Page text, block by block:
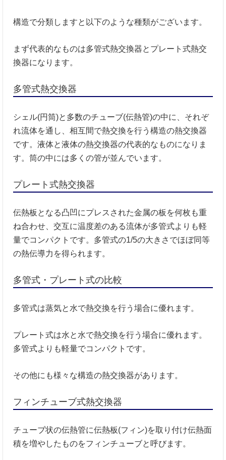
構造で分類しますと以下のような種類がございます。
まず代表的なものは多管式熱交換器とプレート式熱交
換器になります。
多管式熱交換器
シェル(円筒)と多数のチューブ(伝熱管)の中に、それぞ
れ流体を通し、相互間で熱交換を行う構造の熱交換器
です。液体と液体の熱交換器の代表的なものになりま
す。筒の中には多くの管が並んでいます。
プレート式熱交換器
伝熱板となる凸凹にプレスされた金属の板を何枚も重
ね合わせ、交互に温度差のある流体が多管式よりも軽
量でコンパクトです。多管式の1/5の大きさでほぼ同等
の熱伝導力を得られます。
多管式・プレート式の比較
多管式は蒸気と水で熱交換を行う場合に優れます。
プレート式は水と水で熱交換を行う場合に優れます。
多管式よりも軽量でコンパクトです。
その他にも様々な構造の熱交換器があります。
フィンチューブ式熱交換器
チューブ状の伝熱管に伝熱板(フィン)を取り付け伝熱面
積を増やしたものをフィンチューブと呼びます。